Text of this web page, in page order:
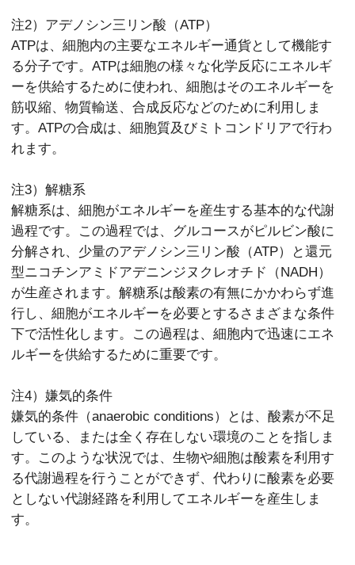
注2）アデノシン三リン酸（ATP）
ATPは、細胞内の主要なエネルギー通貨として機能す
る分子です。ATPは細胞の様々な化学反応にエネルギ
ーを供給するために使われ、細胞はそのエネルギーを
筋収縮、物質輸送、合成反応などのために利用しま
す。ATPの合成は、細胞質及びミトコンドリアで行わ
れます。
注3）解糖系
解糖系は、細胞がエネルギーを産生する基本的な代謝
過程です。この過程では、グルコースがピルビン酸に
分解され、少量のアデノシン三リン酸（ATP）と還元
型ニコチンアミドアデニンジヌクレオチド（NADH）
が生産されます。解糖系は酸素の有無にかかわらず進
行し、細胞がエネルギーを必要とするさまざまな条件
下で活性化します。この過程は、細胞内で迅速にエネ
ルギーを供給するために重要です。
注4）嫌気的条件
嫌気的条件（anaerobic conditions）とは、酸素が不足
している、または全く存在しない環境のことを指しま
す。このような状況では、生物や細胞は酸素を利用す
る代謝過程を行うことができず、代わりに酸素を必要
としない代謝経路を利用してエネルギーを産生しま
す。